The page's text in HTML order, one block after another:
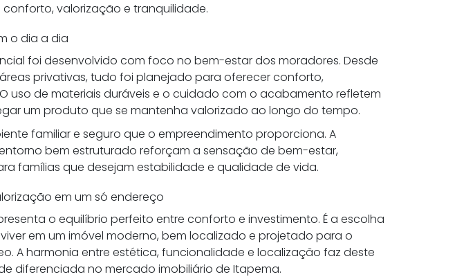
valorização e tranquilidade.
o dia a dia
foi desenvolvido com foco no bem-estar dos moradores. Desde
privativas, tudo foi planejado para oferecer conforto,
uso de materiais duráveis e o cuidado com o acabamento refletem
um produto que se mantenha valorizado ao longo do tempo.
familiar e seguro que o empreendimento proporciona. A
bem estruturado reforçam a sensação de bem-estar,
famílias que desejam estabilidade e qualidade de vida.
em um só endereço
o equilíbrio perfeito entre conforto e investimento. É a escolha
em um imóvel moderno, bem localizado e projetado para o
A harmonia entre estética, funcionalidade e localização faz deste
diferenciada no mercado imobiliário de Itapema.